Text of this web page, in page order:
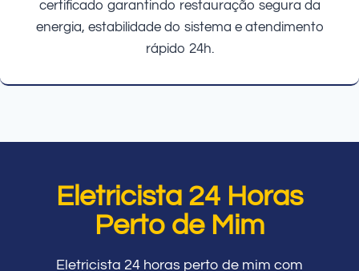
certificado garantindo restauração segura da
energia, estabilidade do sistema e atendimento
rápido 24h.
Eletricista 24 Horas
Perto de Mim
Eletricista 24 horas perto de mim com